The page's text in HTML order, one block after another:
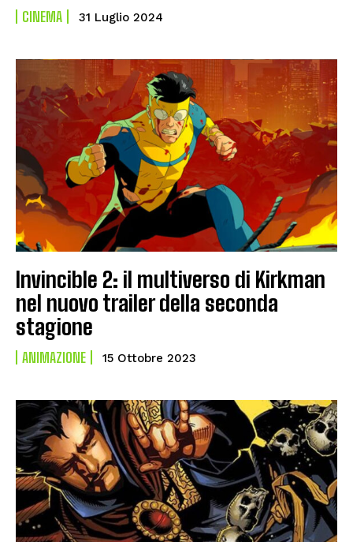
CINEMA 31 Luglio 2024
Invincible 2: il multiverso di Kirkman
nel nuovo trailer della seconda
stagione
ANIMAZIONE 15 Ottobre 2023